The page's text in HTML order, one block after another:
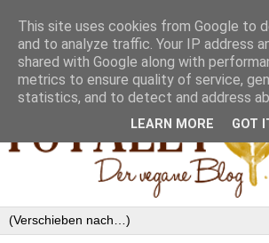
This site uses cookies from Google to
and to analyze traffic. Your IP address
shared with Google along with
metrics to ensure quality of service,
statistics, and to detect and address
LEARN MORE GOT